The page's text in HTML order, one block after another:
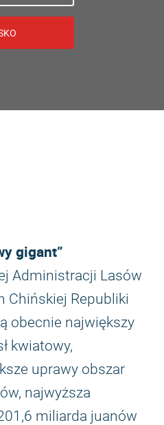
gigant”
Administracji Lasów
Chińskiej Republiki
obecnie największy
kwiatowy,
uprawy obszar
najwyższa
miliarda juanów